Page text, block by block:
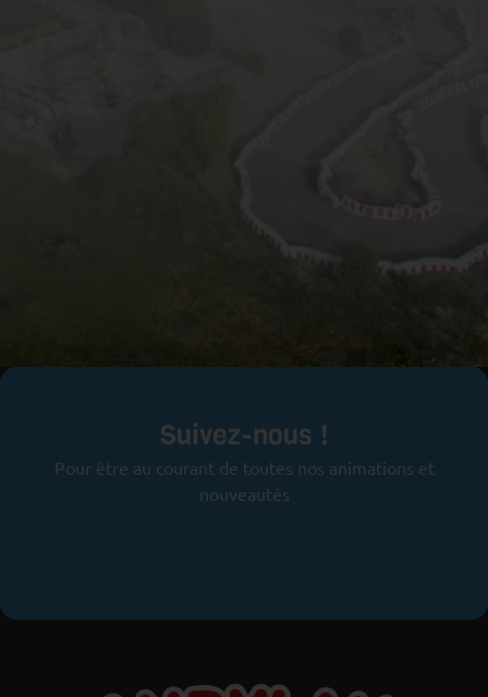
Suivez-nous !
Pour être au courant de toutes nos animations et
nouveautés